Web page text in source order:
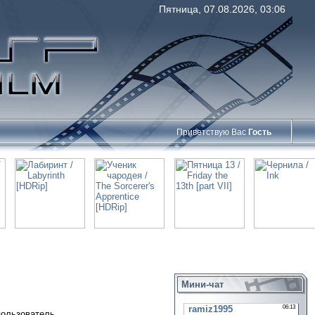
Пятница, 07.08.2026, 03:06
Приветствую Вас Гость
Мини-чат